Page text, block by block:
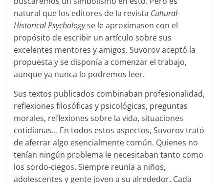
natural que los editores de la revista Cultural-
Historical Psychologyse le aproximasen con el
propósito de escribir un artículo sobre sus
excelentes mentores y amigos. Suvorov aceptó la
propuesta y se disponía a comenzar el trabajo,
aunque ya nunca lo podremos leer.
Sus textos publicados combinaban profesionalidad,
reflexiones filosóficas y psicológicas, preguntas
morales, reflexiones sobre la vida, situaciones
cotidianas… En todos estos aspectos, Suvorov trató
de aferrar algo esencialmente común. Quienes no
tenían ningún problema le necesitaban tanto como
los sordo-ciegos. Siempre reunía a niños,
adolescentes y gente joven a su alrededor. Cada